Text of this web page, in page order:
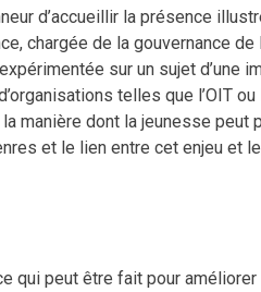
d’accueillir la présence
chargée de la gouvernance de
sur un sujet d’une
telles que l’OIT ou
manière dont la jeunesse peut
et le lien entre cet enjeu et le
qui peut être fait pour améliorer